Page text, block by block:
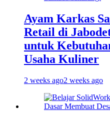
Ayam Karkas
Retail di
untuk
Usaha Kuliner
2 weeks ago2 weeks ago